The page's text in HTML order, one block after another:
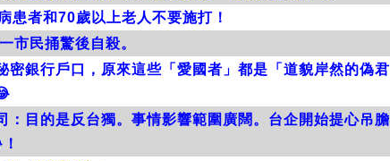
患者和70歲以上老人不要施打！
市民捅驚後自殺。
銀行戶口，原來這些「愛國者」都是「道貌岸然的偽君
目的是反台獨。事情影響範圍廣闊。台企開始提心吊膽